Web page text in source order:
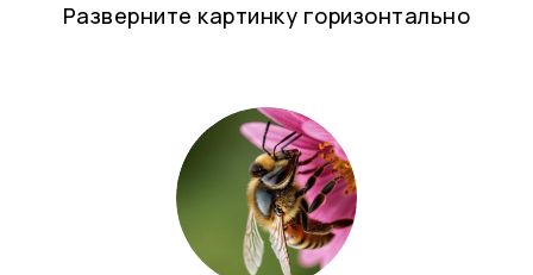
Разверните картинку горизонтально